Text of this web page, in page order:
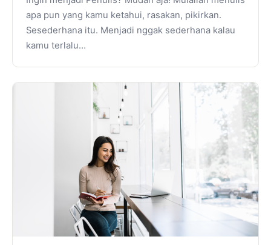
apa pun yang kamu ketahui, rasakan, pikirkan.
Sesederhana itu. Menjadi nggak sederhana kalau
kamu terlalu…